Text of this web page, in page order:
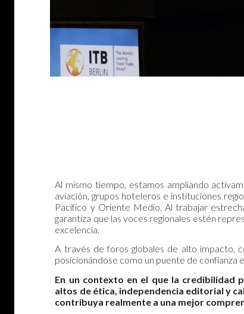
Al mismo tiempo, estamos ampliando
aviación, grupos hoteleros e instituciones
Pacífico y Oriente Medio. Al trabajar
garantiza que las voces regionales estén
excelencia.
A través de foros globales de alto impacto,
posicionándose como un puente de confianza
En un contexto en el que la credibilidad
altos de ética, independencia editorial y
contribuya realmente a una mejor